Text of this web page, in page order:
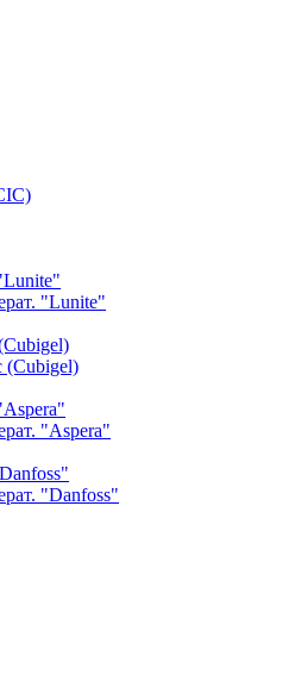
"Lunite"
(Cubigel)
"Aspera"
"Danfoss"